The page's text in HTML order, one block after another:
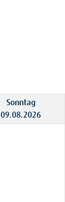
Sonntag
09.08.2026